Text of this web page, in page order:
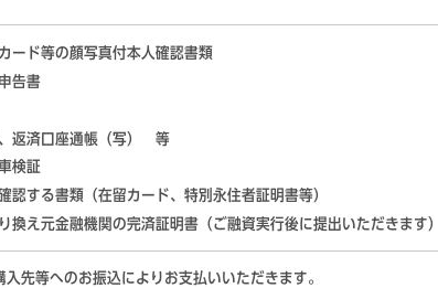
ード等の顔写真付本人確認書類
告書
返済口座通帳（写） 等
検証
認する書類（在留カード、特別永住者証明書等）
換え元金融機関の完済証明書（ご融資実行後に提出いただきます）
先等へのお振込によりお支払いいただきます。